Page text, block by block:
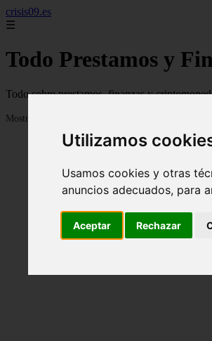
Utilizamos
Usamos cookies y otras
anuncios adecuados, para
Aceptar Rechazar
crisis09.es
☰
Todo Prestamos y
Todo sobre prestamos, finanzas y
Mostrando 25 - 48 de 638 artículos